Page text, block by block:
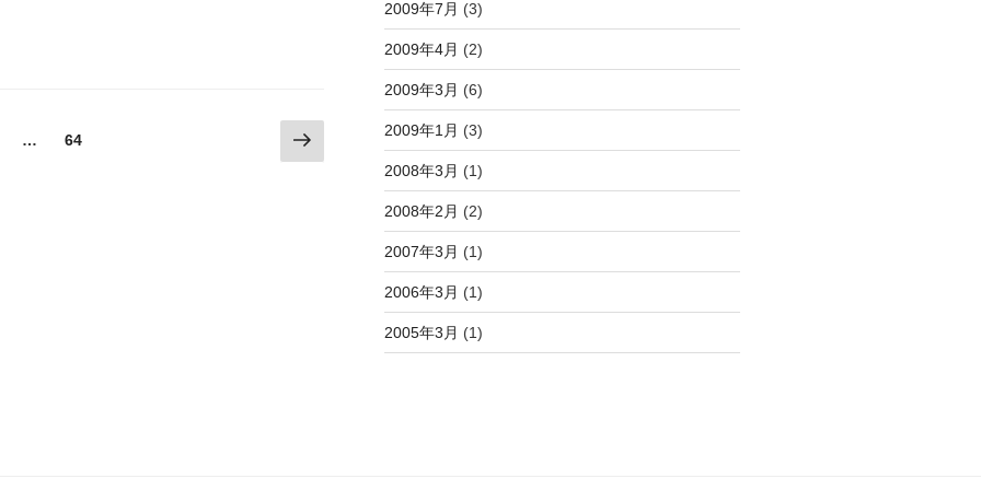
…
固
64
次
の
2009年7月 (3)
2009年4月 (2)
2009年3月 (6)
2009年1月 (3)
2008年3月 (1)
2008年2月 (2)
2007年3月 (1)
2006年3月 (1)
2005年3月 (1)